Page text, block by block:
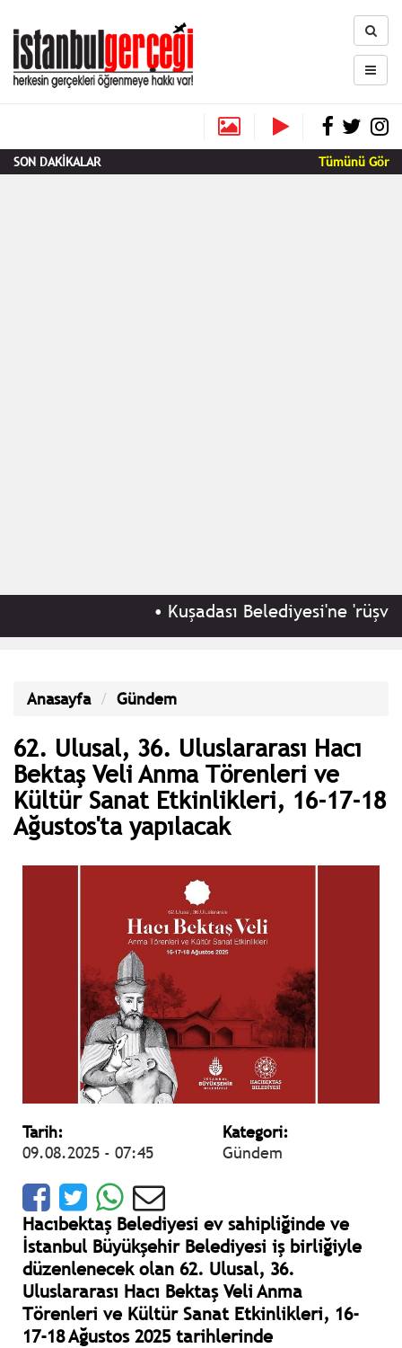
SON DAKİKALAR Tümünü Gör
Kuşadası Belediyesi'ne 'rüşvet
Anasayfa Gündem
62. Ulusal, 36. Uluslararası Hacı
Bektaş Veli Anma Törenleri ve
Kültür Sanat Etkinlikleri, 16-17-18
Ağustos'ta yapılacak
Tarih:
09.08.2025 - 07:45
Kategori:
Gündem
Hacıbektaş Belediyesi ev sahipliğinde ve
İstanbul Büyükşehir Belediyesi iş birliğiyle
düzenlenecek olan 62. Ulusal, 36.
Uluslararası Hacı Bektaş Veli Anma
Törenleri ve Kültür Sanat Etkinlikleri, 16-
17-18 Ağustos 2025 tarihlerinde